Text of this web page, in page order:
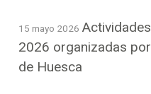
15 mayo 2026
2026 organizadas
de Huesca